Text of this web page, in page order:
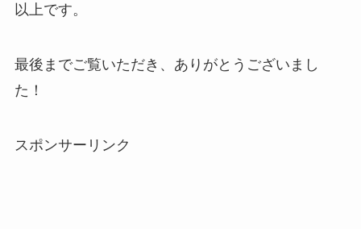
以上です。
最後までご覧いただき、ありがとうございまし
た！
スポンサーリンク